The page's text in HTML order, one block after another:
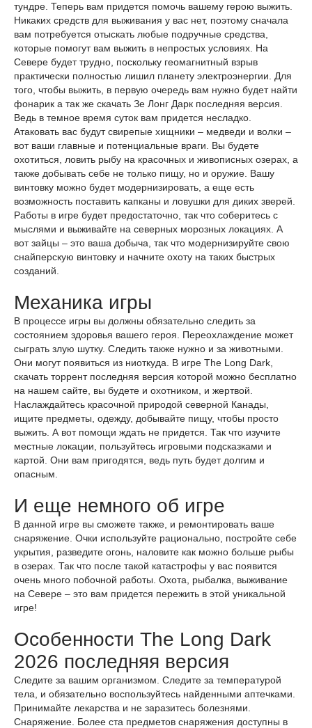
тундре. Теперь вам придется помочь вашему герою выжить.
Никаких средств для выживания у вас нет, поэтому сначала
вам потребуется отыскать любые подручные средства,
которые помогут вам выжить в непростых условиях. На
Севере будет трудно, поскольку геомагнитный взрыв
практически полностью лишил планету электроэнергии. Для
того, чтобы выжить, в первую очередь вам нужно будет найти
фонарик а так же скачать Зе Лонг Дарк последняя версия.
Ведь в темное время суток вам придется несладко.
Атаковать вас будут свирепые хищники – медведи и волки –
вот ваши главные и потенциальные враги. Вы будете
охотиться, ловить рыбу на красочных и живописных озерах, а
также добывать себе не только пищу, но и оружие. Вашу
винтовку можно будет модернизировать, а еще есть
возможность поставить капканы и ловушки для диких зверей.
Работы в игре будет предостаточно, так что соберитесь с
мыслями и выживайте на северных морозных локациях. А
вот зайцы – это ваша добыча, так что модернизируйте свою
снайперскую винтовку и начните охоту на таких быстрых
созданий.
Механика игры
В процессе игры вы должны обязательно следить за
состоянием здоровья вашего героя. Переохлаждение может
сыграть злую шутку. Следить также нужно и за животными.
Они могут появиться из ниоткуда. В игре The Long Dark,
скачать торрент последняя версия которой можно бесплатно
на нашем сайте, вы будете и охотником, и жертвой.
Наслаждайтесь красочной природой северной Канады,
ищите предметы, одежду, добывайте пищу, чтобы просто
выжить. А вот помощи ждать не придется. Так что изучите
местные локации, пользуйтесь игровыми подсказками и
картой. Они вам пригодятся, ведь путь будет долгим и
опасным.
И еще немного об игре
В данной игре вы сможете также, и ремонтировать ваше
снаряжение. Очки используйте рационально, постройте себе
укрытия, разведите огонь, наловите как можно больше рыбы
в озерах. Так что после такой катастрофы у вас появится
очень много побочной работы. Охота, рыбалка, выживание
на Севере – это вам придется пережить в этой уникальной
игре!
Особенности The Long Dark
2026 последняя версия
Следите за вашим организмом. Следите за температурой
тела, и обязательно воспользуйтесь найденными аптечками.
Принимайте лекарства и не заразитесь болезнями.
Снаряжение. Более ста предметов снаряжения доступны в